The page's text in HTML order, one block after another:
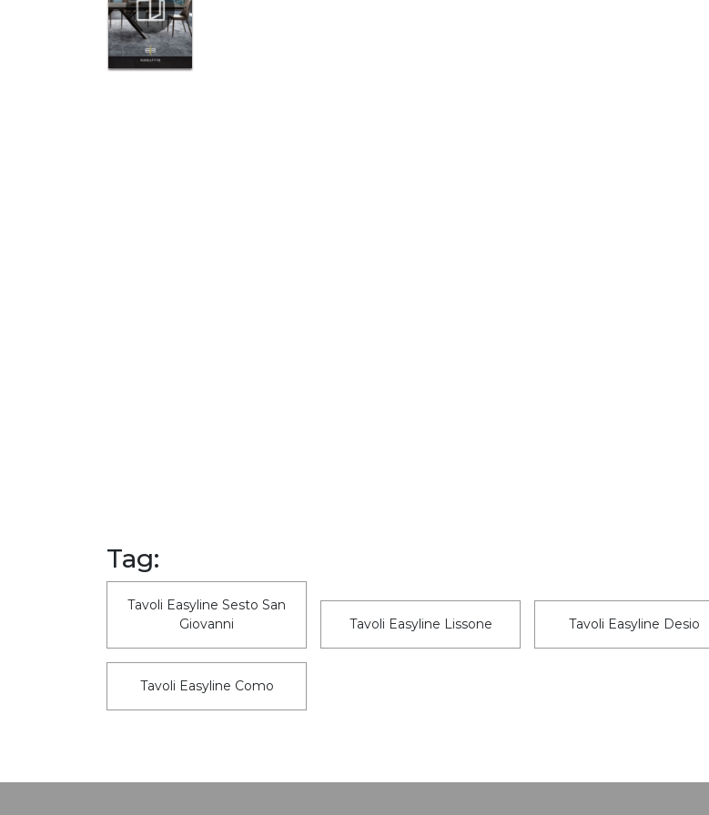
Tag:
Tavoli Easyline Sesto San
Giovanni
Tavoli Easyline Lissone Tavoli Easyline Desio
Tavoli Easyline Como